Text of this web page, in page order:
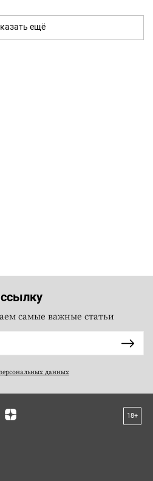
ещё
самые важные статьи
данных
18+